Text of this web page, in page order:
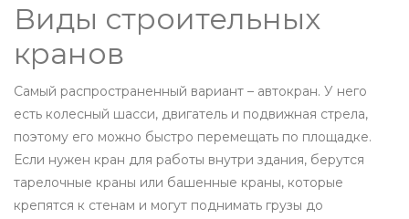
Виды строительных
кранов
Самый распространенный вариант – автокран. У него
есть колесный шасси, двигатель и подвижная стрела,
поэтому его можно быстро перемещать по площадке.
Если нужен кран для работы внутри здания, берутся
тарелочные краны или башенные краны, которые
крепятся к стенам и могут поднимать грузы до